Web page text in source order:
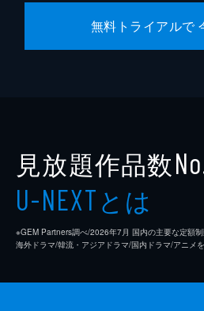
無料トライアルで
見放題作品数
U-NEXTとは
※GEM Partners調べ/2026年7⽉ 国内の主要な定額
海外ドラマ/韓流・アジアドラマ/国内ドラマ/アニメ